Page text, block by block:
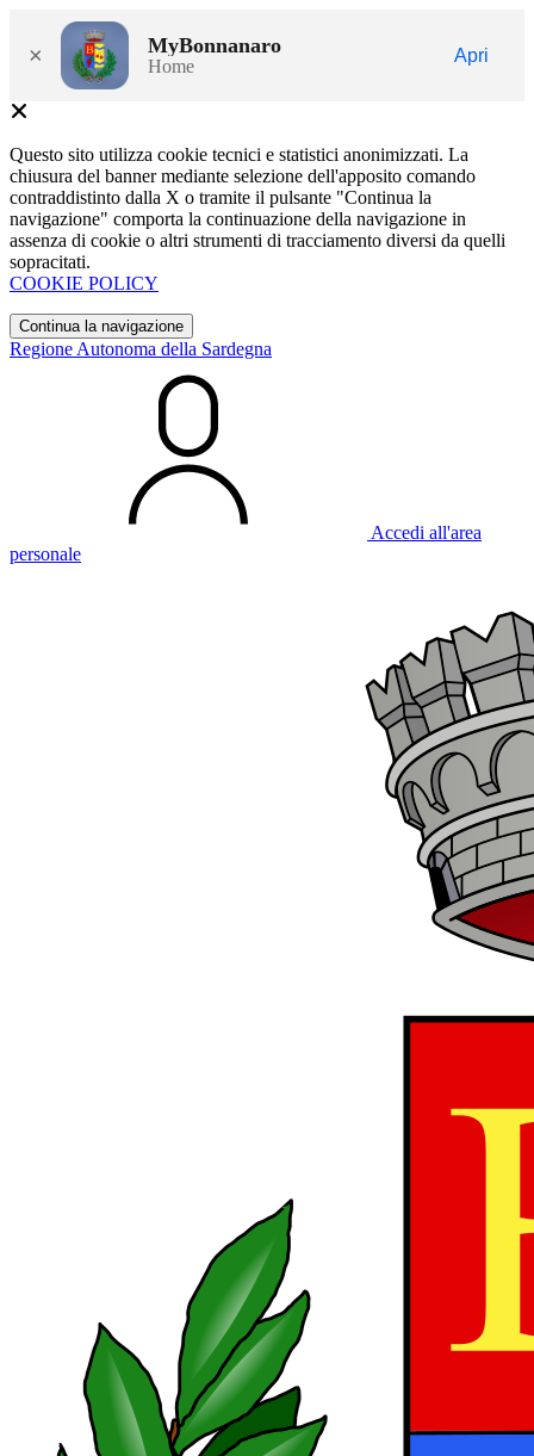
× MyBonnanaro
Home
Apri
Questo sito utilizza cookie tecnici e statistici anonimizzati. La
chiusura del banner mediante selezione dell'apposito comando
contraddistinto dalla X o tramite il pulsante "Continua la
navigazione" comporta la continuazione della navigazione in
assenza di cookie o altri strumenti di tracciamento diversi da quelli
sopracitati.
COOKIE POLICY
Continua la navigazione
Regione Autonoma della Sardegna
Accedi all'area
personale